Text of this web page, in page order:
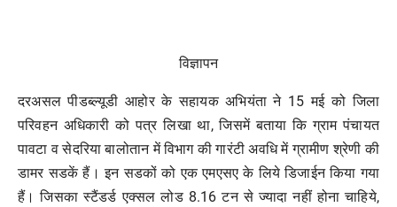
विज्ञापन
दरअसल पीडब्ल्यूडी आहोर के सहायक अभियंता ने 15 मई को जिला
परिवहन अधिकारी को पत्र लिखा था, जिसमें बताया कि ग्राम पंचायत
पावटा व सेदरिया बालोतान में विभाग की गारंटी अवधि में ग्रामीण श्रेणी की
डामर सडकें हैं। इन सडकों को एक एमएसए के लिये डिजाईन किया गया
हैं। जिसका स्टैंडर्ड एक्सल लोड 8.16 टन से ज्यादा नहीं होना चाहिये,